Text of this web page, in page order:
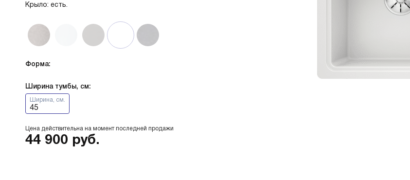
Крыло: есть.
Форма:
Ширина тумбы, см:
Ширина, см.
45
Цена действительна на момент последней продажи
44 900 руб.